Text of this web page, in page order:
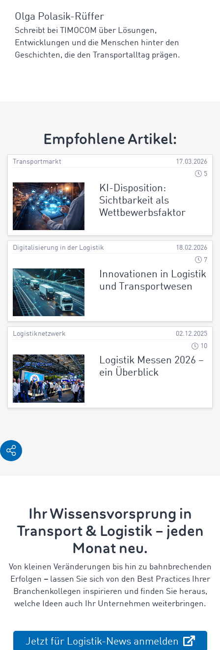
Olga Polasik-Rüffer
Schreibt bei TIMOCOM über Lösungen,
Entwicklungen und die Menschen hinter den
Geschichten, die den Transportalltag prägen.
Empfohlene Artikel:
Transportmarkt
17.03.2026
5
KI-Disposition:
Sichtbarkeit als
Wettbewerbsfaktor
Digitalisierung in der Logistik
18.02.2026
7
Innovationen in Logistik
und Transportwesen
Logistiknetzwerk
02.12.2025
10
Logistik Messen 2026 –
ein Überblick
Ihr Wissensvorsprung in
Transport & Logistik – jeden
Monat neu.
Von kleinen Veränderungen bis hin zu bahnbrechenden
Erfolgen –lassen Sie sich von den Best Practices Ihrer
Branchenkollegen inspirieren und finden Sie heraus,
welche Ideen auch Ihr Unternehmen weiterbringen.
Jetzt für Logistik-News anmelden